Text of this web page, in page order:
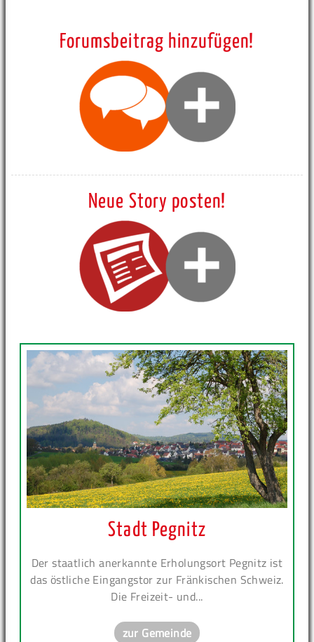
Forumsbeitrag hinzufügen!
Neue Story posten!
Stadt Pegnitz
Der staatlich anerkannte Erholungsort Pegnitz ist
das östliche Eingangstor zur Fränkischen Schweiz.
Die Freizeit- und...
zur Gemeinde